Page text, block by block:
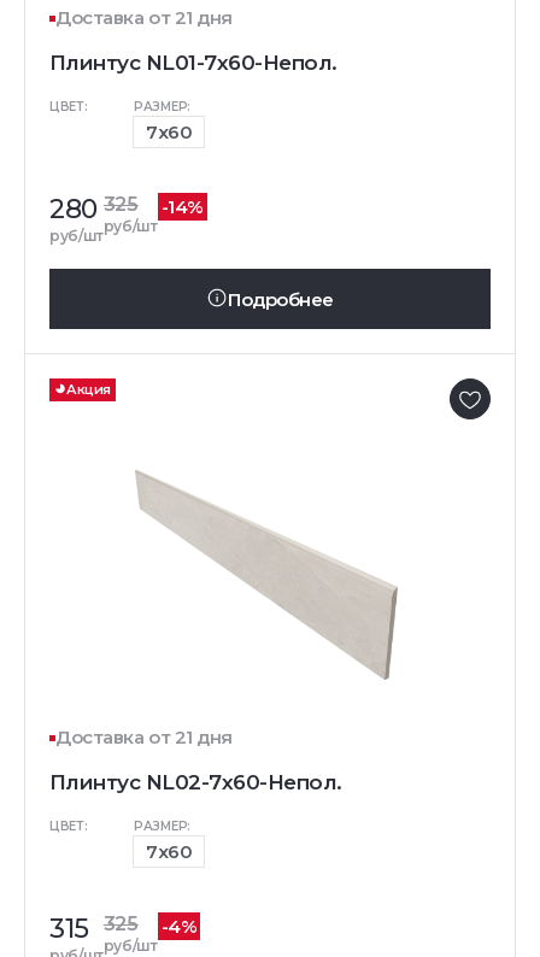
Доставка от 21 дня
Плинтус NL01-7x60-Непол.
ЦВЕТ: РАЗМЕР:
7x60
280
руб/шт
325
руб/шт
-14%
Подробнее
Акция
Доставка от 21 дня
Плинтус NL02-7x60-Непол.
ЦВЕТ: РАЗМЕР:
7x60
315 325
руб/шт
-4%